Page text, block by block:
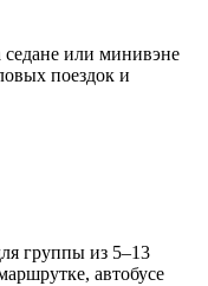
или минивэне
поездок и
группы из 5–13
автобусе